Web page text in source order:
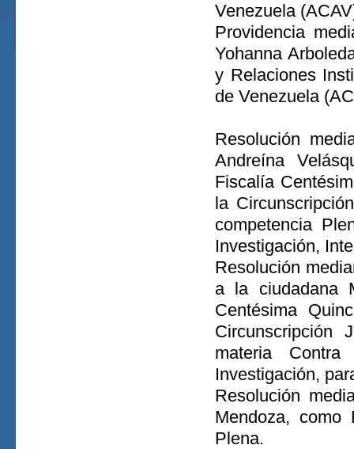
Venezuela
Providencia
Yohanna
y Relaciones
de Venezuela
Resolución
Andreína
Fiscalía
la
competencia
Investigación,
Resolución
a la ciudadana
Centésima
Circunscripción
materia
Investigación,
Resolución
Mendoza,
Plena.